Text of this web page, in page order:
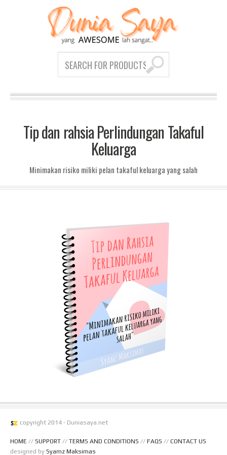
Tip dan rahsia Perlindungan Takaful
Keluarga
Minimakan risiko miliki pelan takaful keluarga yang salah
copyright 2014 - Duniasaya.net
HOME // SUPPORT // TERMS AND CONDITIONS // FAQS // CONTACT US
designed by Syamz Maksimas